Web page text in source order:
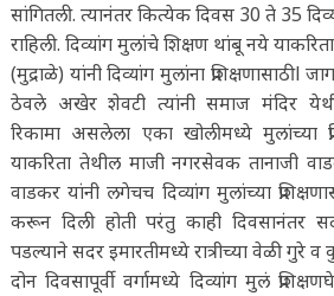
सांगितली. त्यानंतर कित्येक दिवस 30 ते 35
राहिली. दिव्यांग मुलांचे शिक्षण थांबू नये
(मुद्राळे) यांनी दिव्यांग मुलांना प्रशिक्षणासाठीl
ठेवले अखेर शेवटी त्यांनी समाज मंदिर
रिकामा असलेला एका खोलीमध्ये मुलांच्या
याकरिता तेथील माजी नगरसेवक तानाजी
वाडकर यांनी लगेचच दिव्यांग मुलांच्या
करून दिली होती परंतु काही दिवसानंतर
पडल्याने सदर इमारतीमध्ये रात्रीच्या वेळी गुरे
दोन दिवसापूर्वी वर्गामध्ये दिव्यांग मुलं